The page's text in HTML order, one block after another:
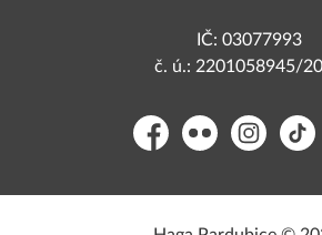
IČ: 03077993
č. ú.: 2201058945/
FacebookFlickr Instagram
TikTok